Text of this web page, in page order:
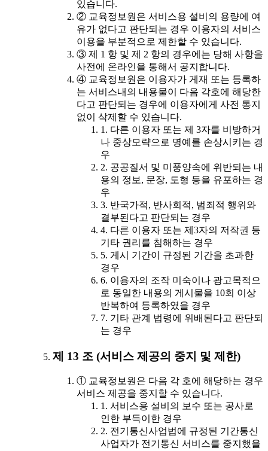
있습니다.
② 교육정보원은 서비스용 설비의 용량에 여
유가 없다고 판단되는 경우 이용자의 서비스
이용을 부분적으로 제한할 수 있습니다.
③ 제 1 항 및 제 2 항의 경우에는 당해 사항을
사전에 온라인을 통해서 공지합니다.
④ 교육정보원은 이용자가 게재 또는 등록하
는 서비스내의 내용물이 다음 각호에 해당한
다고 판단되는 경우에 이용자에게 사전 통지
없이 삭제할 수 있습니다.
1. 다른 이용자 또는 제 3자를 비방하거
나 중상모략으로 명예를 손상시키는 경
우
2. 공공질서 및 미풍양속에 위반되는 내
용의 정보, 문장, 도형 등을 유포하는 경
우
3. 반국가적, 반사회적, 범죄적 행위와
결부된다고 판단되는 경우
4. 다른 이용자 또는 제3자의 저작권 등
기타 권리를 침해하는 경우
5. 게시 기간이 규정된 기간을 초과한
경우
6. 이용자의 조작 미숙이나 광고목적으
로 동일한 내용의 게시물을 10회 이상
반복하여 등록하였을 경우
7. 기타 관계 법령에 위배된다고 판단되
는 경우
제 13 조 (서비스 제공의 중지 및 제한)
① 교육정보원은 다음 각 호에 해당하는 경우
서비스 제공을 중지할 수 있습니다.
1. 서비스용 설비의 보수 또는 공사로
인한 부득이한 경우
2. 전기통신사업법에 규정된 기간통신
사업자가 전기통신 서비스를 중지했을